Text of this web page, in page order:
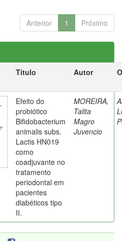
Anterior 1 Próximo
Título Autor
Efeito do
probiótico
Bifidobacterium
animalis subs.
Lactis HN019
como
coadjuvante no
tratamento
periodontal em
pacientes
diabéticos tipo
II.
MOREIRA,
Talita
Magro
Juvencio